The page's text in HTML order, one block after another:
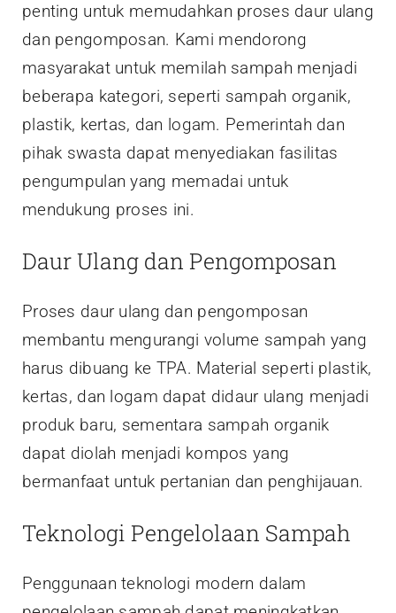
penting untuk memudahkan proses daur ulang
dan pengomposan. Kami mendorong
masyarakat untuk memilah sampah menjadi
beberapa kategori, seperti sampah organik,
plastik, kertas, dan logam. Pemerintah dan
pihak swasta dapat menyediakan fasilitas
pengumpulan yang memadai untuk
mendukung proses ini.
Daur Ulang dan Pengomposan
Proses daur ulang dan pengomposan
membantu mengurangi volume sampah yang
harus dibuang ke TPA. Material seperti plastik,
kertas, dan logam dapat didaur ulang menjadi
produk baru, sementara sampah organik
dapat diolah menjadi kompos yang
bermanfaat untuk pertanian dan penghijauan.
Teknologi Pengelolaan Sampah
Penggunaan teknologi modern dalam